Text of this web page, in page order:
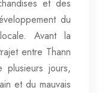
et des
du
Avant la
entre Thann
plusieurs jours,
et du mauvais